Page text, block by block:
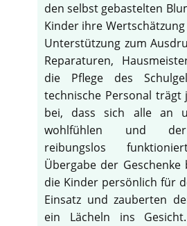
den selbst gebastelten
Kinder ihre
Unterstützung zum
Reparaturen,
die Pflege des
technische Personal trägt
bei, dass sich alle an
wohlfühlen und der
reibungslos
Übergabe der Geschenke
die Kinder persönlich für
Einsatz und zauberten
ein Lächeln ins